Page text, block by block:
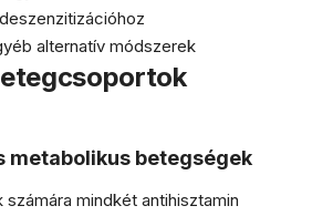
alternatív módszerek
metabolikus betegségek
mindkét antihisztamin